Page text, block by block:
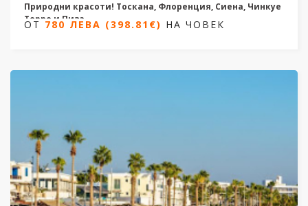
Природни красоти! Тоскана, Флоренция, Сиена, Чинкуе
Терре и Пиза
Дати от 18.04.2026 до 14.10.2026
ОТ 780 ЛЕВА (398.81€) НА ЧОВЕК